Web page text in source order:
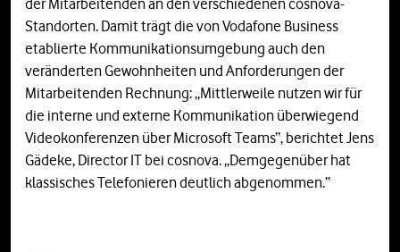
Standorten. Damit trägt die von Vodafone Business
etablierte Kommunikationsumgebung auch den
veränderten Gewohnheiten und Anforderungen der
Mitarbeitenden Rechnung: „Mittlerweile nutzen wir für
die interne und externe Kommunikation überwiegend
Videokonferenzen über Microsoft Teams“, berichtet Jens
Gädeke, Director IT bei cosnova. „Demgegenüber hat
klassisches Telefonieren deutlich abgenommen.“